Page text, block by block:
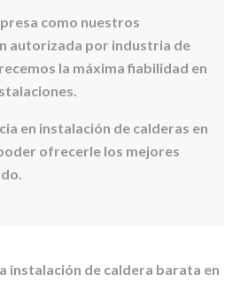
como nuestros
autorizada por industria de
la máxima fiabilidad en
en instalación de calderas en
ofrecerle los mejores
instalación de caldera barata en